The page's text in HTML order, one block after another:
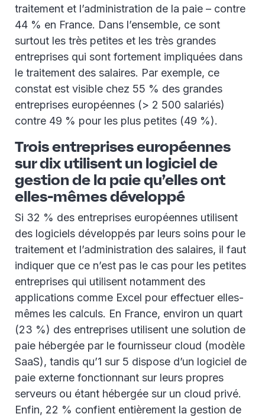
traitement et l’administration de la paie – contre
44 % en France. Dans l’ensemble, ce sont
surtout les très petites et les très grandes
entreprises qui sont fortement impliquées dans
le traitement des salaires. Par exemple, ce
constat est visible chez 55 % des grandes
entreprises européennes (> 2 500 salariés)
contre 49 % pour les plus petites (49 %).
Trois entreprises européennes
sur dix utilisent un logiciel de
gestion de la paie qu’elles ont
elles-mêmes développé
Si 32 % des entreprises européennes utilisent
des logiciels développés par leurs soins pour le
traitement et l’administration des salaires, il faut
indiquer que ce n’est pas le cas pour les petites
entreprises qui utilisent notamment des
applications comme Excel pour effectuer elles-
mêmes les calculs. En France, environ un quart
(23 %) des entreprises utilisent une solution de
paie hébergée par le fournisseur cloud (modèle
SaaS), tandis qu’1 sur 5 dispose d’un logiciel de
paie externe fonctionnant sur leurs propres
serveurs ou étant hébergée sur un cloud privé.
Enfin, 22 % confient entièrement la gestion de